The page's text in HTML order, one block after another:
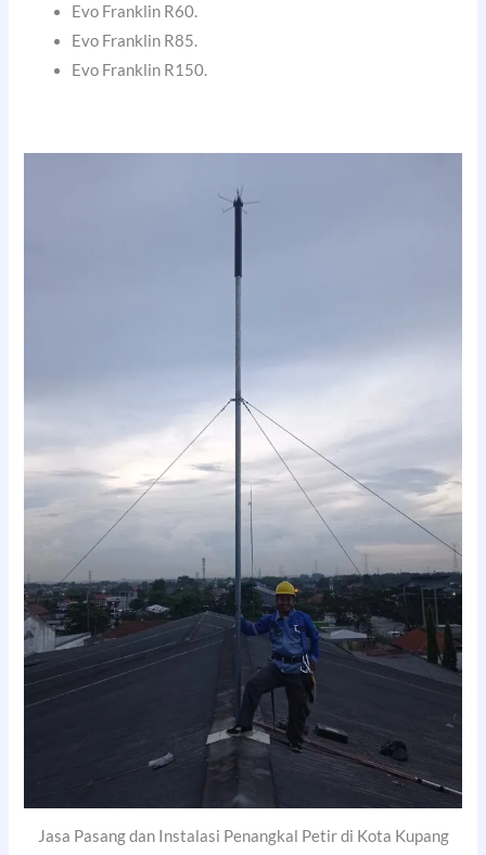
Evo Franklin R60.
Evo Franklin R85.
Evo Franklin R150.
Jasa Pasang dan Instalasi Penangkal Petir di Kota Kupang